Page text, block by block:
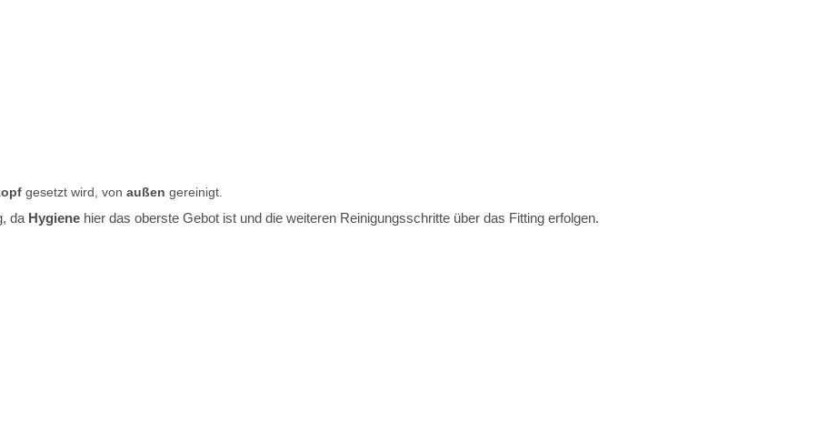
gesetzt wird, von außen gereinigt.
da Hygiene hier das oberste Gebot ist und die weiteren Reinigungsschritte über das Fitting erfolgen.